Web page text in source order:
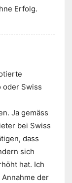
Erfolg.
oder Swiss
Ja gemäss
bei Swiss
dass
sich
hat. Ich
der